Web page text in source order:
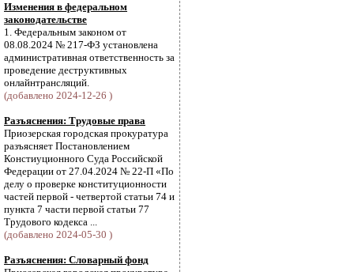
Изменения в федеральном
законодательстве
1. Федеральным законом от
08.08.2024 № 217-ФЗ установлена
административная ответственность за
проведение деструктивных
онлайнтрансляций.
(добавлено 2024-12-26 )
Разъяснения: Трудовые права
Приозерская городская прокуратура
разъясняет Постановлением
Констиуционного Суда Российской
Федерации от 27.04.2024 № 22-П «По
делу о проверке конституционности
частей первой - четвертой статьи 74 и
пункта 7 части первой статьи 77
Трудового кодекса ...
(добавлено 2024-05-30 )
Разъяснения: Словарный фонд